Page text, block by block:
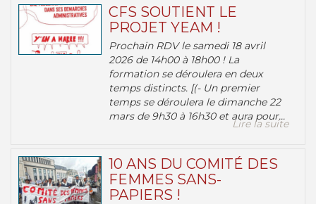
CFS SOUTIENT LE
PROJET YEAM !
Prochain RDV le samedi 18 avril
2026 de 14h00 à 18h00 ! La
formation se déroulera en deux
temps distincts. [(- Un premier
temps se déroulera le dimanche 22
mars de 9h30 à 16h30 et aura pour...
Lire la suite
10 ANS DU COMITÉ DES
FEMMES SANS-
PAPIERS !